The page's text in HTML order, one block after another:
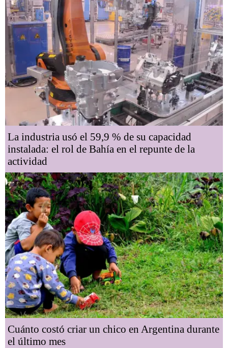
La industria usó el 59,9 % de su capacidad
instalada: el rol de Bahía en el repunte de la
actividad
Cuánto costó criar un chico en Argentina durante
el último mes